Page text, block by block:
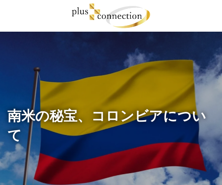
南米の秘宝、コロンビアについ
て